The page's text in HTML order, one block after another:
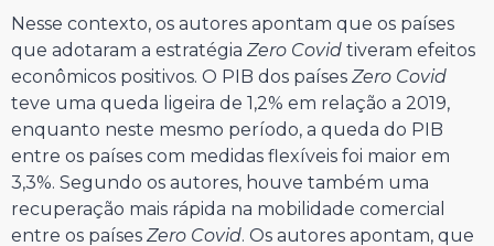
Nesse contexto, os autores apontam que os países
que adotaram a estratégia Zero Covid tiveram efeitos
econômicos positivos. O PIB dos países Zero Covid
teve uma queda ligeira de 1,2% em relação a 2019,
enquanto neste mesmo período, a queda do PIB
entre os países com medidas flexíveis foi maior em
3,3%. Segundo os autores, houve também uma
recuperação mais rápida na mobilidade comercial
entre os países Zero Covid. Os autores apontam, que